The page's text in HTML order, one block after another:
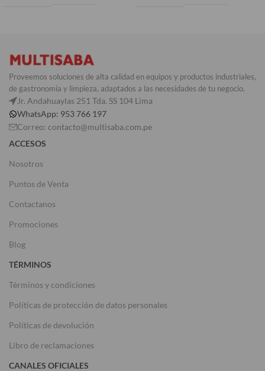
Proveemos soluciones de alta calidad en equipos y productos industriales,
de gastronomía y limpieza, adaptados a las necesidades de tu negocio.
Jr. Andahuaylas 251 Tda. SS 104 Lima
WhatsApp: 953 766 197
Correo: contacto@multisaba.com.pe
ACCESOS
Nosotros
Puntos de Venta
Contactanos
Promociones
Blog
TÉRMINOS
Términos y condiciones
Políticas de protección de datos personales
Políticas de devolución
Libro de reclamaciones
CANALES OFICIALES